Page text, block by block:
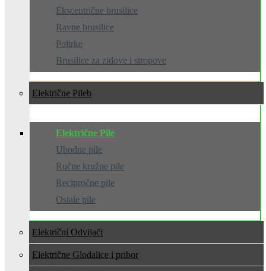
Ekscentrične brusilice
Ravne brusilice
Polirke
Brusilice za zidove i stropove
Električne Pile
Električne Pile
Ubodne pile
Ručne kružne pile
Recipročne pile
Ostale pile
Električni Odvijači
Električne Glodalice i pribor